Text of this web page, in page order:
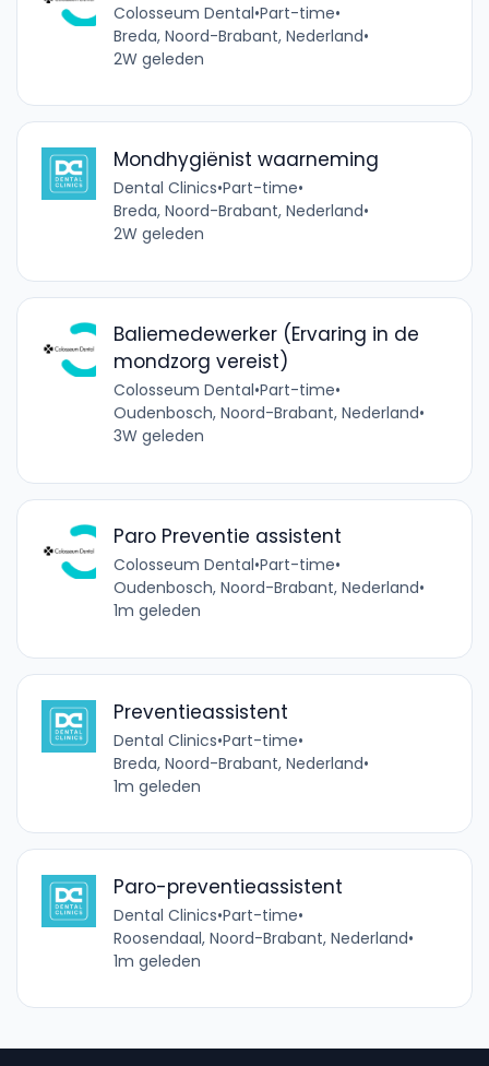
Colosseum Dental•Part-time•
Breda, Noord-Brabant, Nederland•
2W geleden
Mondhygiënist waarneming
Dental Clinics•Part-time•
Breda, Noord-Brabant, Nederland•
2W geleden
Baliemedewerker (Ervaring in de
mondzorg vereist)
Colosseum Dental•Part-time•
Oudenbosch, Noord-Brabant, Nederland•
3W geleden
Paro Preventie assistent
Colosseum Dental•Part-time•
Oudenbosch, Noord-Brabant, Nederland•
1m geleden
Preventieassistent
Dental Clinics•Part-time•
Breda, Noord-Brabant, Nederland•
1m geleden
Paro-preventieassistent
Dental Clinics•Part-time•
Roosendaal, Noord-Brabant, Nederland•
1m geleden